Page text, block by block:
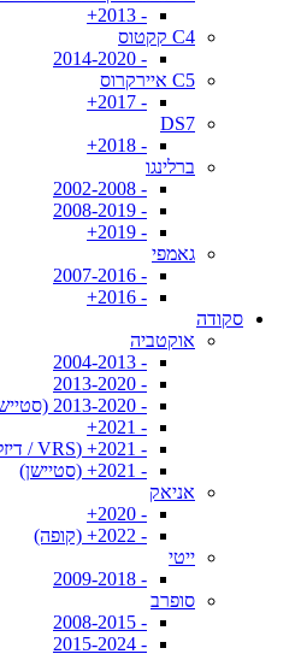
- 2013+
C4 קקטוס
- 2014-2020
C5 איירקרוס
- 2017+
DS7
- 2018+
ברלינגו
- 2002-2008
- 2008-2019
- 2019+
גאמפי
- 2007-2016
- 2016+
סקודה
אוקטביה
- 2004-2013
- 2013-2020
- 2013-2020 (סטיישן)
- 2021+
- 2021+ (VRS / דיזל / iV פלאג אין)
- 2021+ (סטיישן)
אניאק
- 2020+
- 2022+ (קופה)
ייטי
- 2009-2018
סופרב
- 2008-2015
- 2015-2024